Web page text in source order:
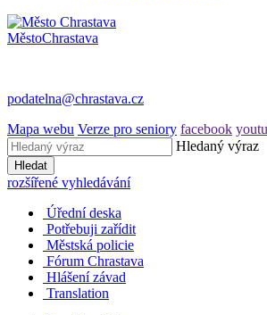
MěstoChrastava
podatelna@chrastava.cz
Mapa webu Verze pro seniory facebook
Hledaný výraz
Hledat
rozšířené vyhledávání
Úřední deska
Potřebuji zařídit
Městská policie
Fórum Chrastava
Hlášení závad
Translation